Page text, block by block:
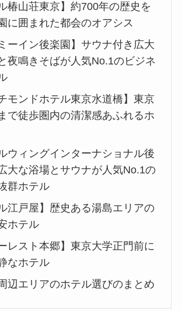
椿山荘東京】約700年の歴史を
に囲まれた都会のオアシス
ーイン後楽園】サウナ付き広大
夜鳴きそばが人気No.1のビジネ
モンドホテル東京水道橋】東京
で徒歩圏内の清潔感あふれるホ
ウィングインターナショナル後
大な浴場とサウナが人気No.1の
群ホテル
江戸屋】歴史ある湯島エリアの
ホテル
レスト本郷】東京大学正門前に
なホテル
辺エリアのホテル選びのまとめ